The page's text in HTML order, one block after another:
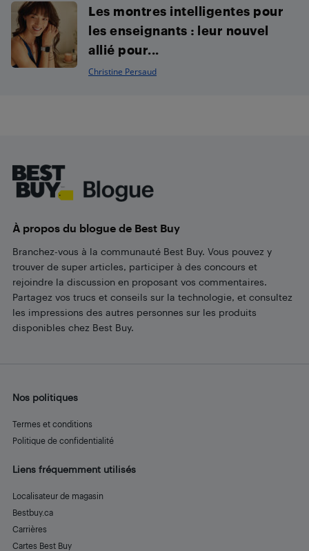
Les montres intelligentes pour
les enseignants : leur nouvel
allié pour...
Christine Persaud
À propos du blogue de Best Buy
Branchez-vous à la communauté Best Buy. Vous pouvez y
trouver de super articles, participer à des concours et
rejoindre la discussion en proposant vos commentaires.
Partagez vos trucs et conseils sur la technologie, et consultez
les impressions des autres personnes sur les produits
disponibles chez Best Buy.
Nos politiques
Termes et conditions
Politique de confidentialité
Liens fréquemment utilisés
Localisateur de magasin
Bestbuy.ca
Carrières
Cartes Best Buy